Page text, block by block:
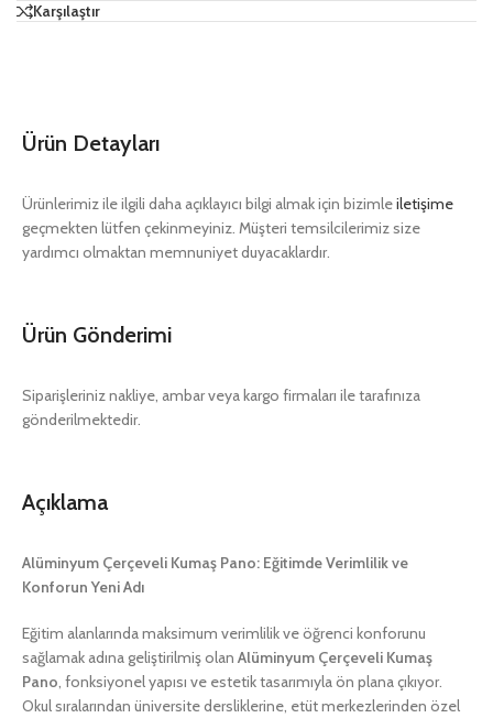
Karşılaştır
Ürün Detayları
Ürünlerimiz ile ilgili daha açıklayıcı bilgi almak için bizimleiletişime
geçmekten lütfen çekinmeyiniz. Müşteri temsilcilerimiz size
yardımcı olmaktan memnuniyet duyacaklardır.
Ürün Gönderimi
Siparişleriniz nakliye, ambar veya kargo firmaları ile tarafınıza
gönderilmektedir.
Açıklama
Alüminyum Çerçeveli Kumaş Pano: Eğitimde Verimlilik ve
Konforun Yeni Adı
Eğitim alanlarında maksimum verimlilik ve öğrenci konforunu
sağlamak adına geliştirilmiş olan Alüminyum Çerçeveli Kumaş
Pano, fonksiyonel yapısı ve estetik tasarımıyla ön plana çıkıyor.
Okul sıralarından üniversite dersliklerine, etüt merkezlerinden özel